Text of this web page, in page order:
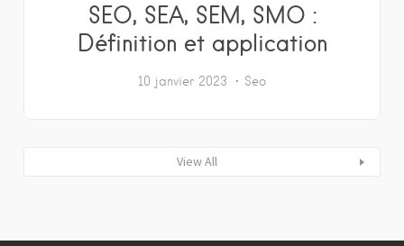
SEO, SEA, SEM, SMO :
Définition et application
10 janvier 2023 Seo
View All